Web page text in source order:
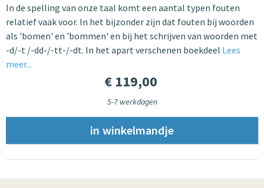
In de spelling van onze taal komt een aantal typen fouten
relatief vaak voor. In het bijzonder zijn dat fouten bij woorden
als 'bomen' en 'bommen' en bij het schrijven van woorden met
-d/-t /-dd-/-tt-/-dt. In het apart verschenen boekdeel Lees
meer...
€ 119,00
5-7 werkdagen